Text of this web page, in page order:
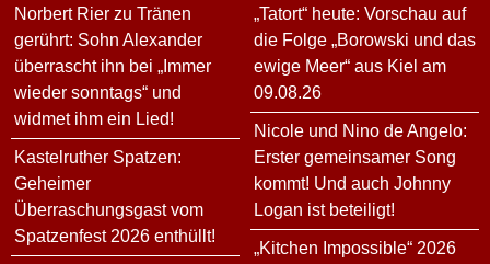
Norbert Rier zu Tränen
gerührt: Sohn Alexander
überrascht ihn bei „Immer
wieder sonntags“ und
widmet ihm ein Lied!
Kastelruther Spatzen:
Geheimer
Überraschungsgast vom
Spatzenfest 2026 enthüllt!
„Tatort“ heute: Vorschau auf
die Folge „Borowski und das
ewige Meer“ aus Kiel am
09.08.26
Nicole und Nino de Angelo:
Erster gemeinsamer Song
kommt! Und auch Johnny
Logan ist beteiligt!
„Kitchen Impossible“ 2026